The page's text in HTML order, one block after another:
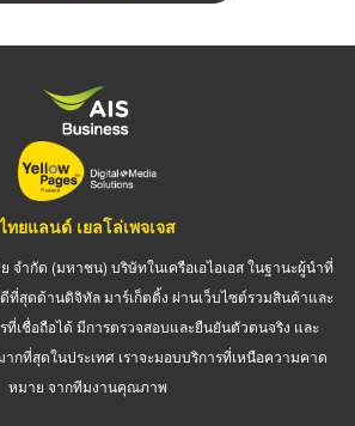
ไทยแลนด์ เยลโล่เพจเจส
จำกัด (มหาชน) บริษัทในเครือเอไอเอส ในฐานะผู้นำที่
สุดด้านดิจิทัล มาร์เก็ตติ้ง ผ่านเว็บไซต์รวมสินค้าและ
ที่เชื่อถือได้ มีการตรวจสอบและยืนยันตัวตนจริง และ
กที่สุดในประเทศ เราจะมอบบริการที่เหนือความคาด
หมาย จากทีมงานคุณภาพ